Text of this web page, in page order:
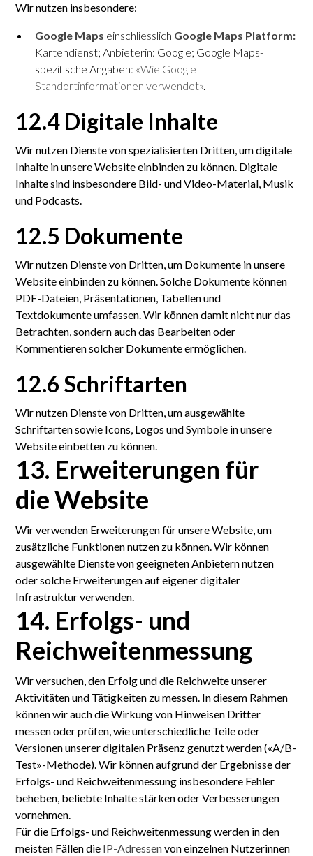
Wir nutzen insbesondere:
Google Maps einschliesslich Google Maps Platform:
Kartendienst; Anbieterin: Google; Google Maps-
spezifische Angaben: «Wie Google
Standortinformationen verwendet».
12.4 Digitale Inhalte
Wir nutzen Dienste von speziali­sierten Dritten, um digitale
Inhalte in unsere Website einbinden zu können. Digitale
Inhalte sind insbesondere Bild- und Video-Material, Musik
und Podcasts.
12.5 Dokumente
Wir nutzen Dienste von Dritten, um Dokumente in unsere
Website einbinden zu können. Solche Dokumente können
PDF-Dateien, Präsentationen, Tabellen und
Textdokumente umfassen. Wir können damit nicht nur das
Betrachten, sondern auch das Bearbeiten oder
Kommentieren solcher Dokumente ermöglichen.
12.6 Schriftarten
Wir nutzen Dienste von Dritten, um ausgewählte
Schriftarten sowie Icons, Logos und Symbole in unsere
Website einbetten zu können.
13. Erweiterungen für
die Website
Wir verwenden Erweiterungen für unsere Website, um
zusätzliche Funktionen nutzen zu können. Wir können
ausgewählte Dienste von geeigneten Anbietern nutzen
oder solche Erweiterungen auf eigener digitaler
Infrastruktur verwenden.
14. Erfolgs- und
Reichweiten­messung
Wir versuchen, den Erfolg und die Reich­weite unserer
Aktivi­täten und Tätig­keiten zu messen. In diesem Rahmen
können wir auch die Wirkung von Hin­weisen Dritter
messen oder prüfen, wie unter­schiedliche Teile oder
Versionen unserer digitalen Präsenz genutzt werden («A/B-
Test»-Methode). Wir können aufgrund der Ergeb­nisse der
Erfolgs- und Reich­weiten­messung insbesondere Fehler
beheben, beliebte Inhalte stärken oder Ver­besserungen
vor­nehmen.
Für die Erfolgs- und Reich­weiten­messung werden in den
meisten Fällen die IP-Adressenvon einzelnen Nutzer­innen